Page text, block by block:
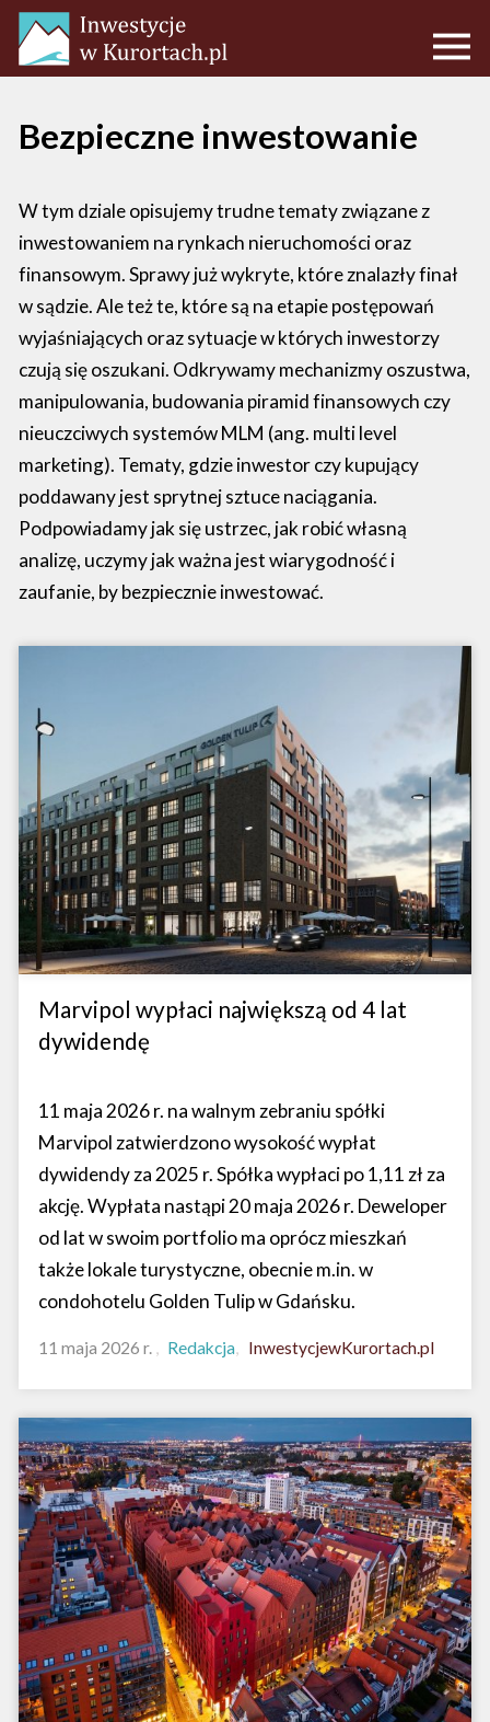
Bezpieczne inwestowanie
W tym dziale opisujemy trudne tematy związane z
inwestowaniem na rynkach nieruchomości oraz
finansowym. Sprawy już wykryte, które znalazły finał
w sądzie. Ale też te, które są na etapie postępowań
wyjaśniających oraz sytuacje w których inwestorzy
czują się oszukani. Odkrywamy mechanizmy oszustwa,
manipulowania, budowania piramid finansowych czy
nieuczciwych systemów MLM (ang. multi level
marketing). Tematy, gdzie inwestor czy kupujący
poddawany jest sprytnej sztuce naciągania.
Podpowiadamy jak się ustrzec, jak robić własną
analizę, uczymy jak ważna jest wiarygodność i
zaufanie, by bezpiecznie inwestować.
Marvipol wypłaci największą od 4 lat
dywidendę
11 maja 2026 r. na walnym zebraniu spółki
Marvipol zatwierdzono wysokość wypłat
dywidendy za 2025 r. Spółka wypłaci po 1,11 zł za
akcję. Wypłata nastąpi 20 maja 2026 r. Deweloper
od lat w swoim portfolio ma oprócz mieszkań
także lokale turystyczne, obecnie m.in. w
condohotelu Golden Tulip w Gdańsku.
11 maja 2026 r. Redakcja InwestycjewKurortach.pl